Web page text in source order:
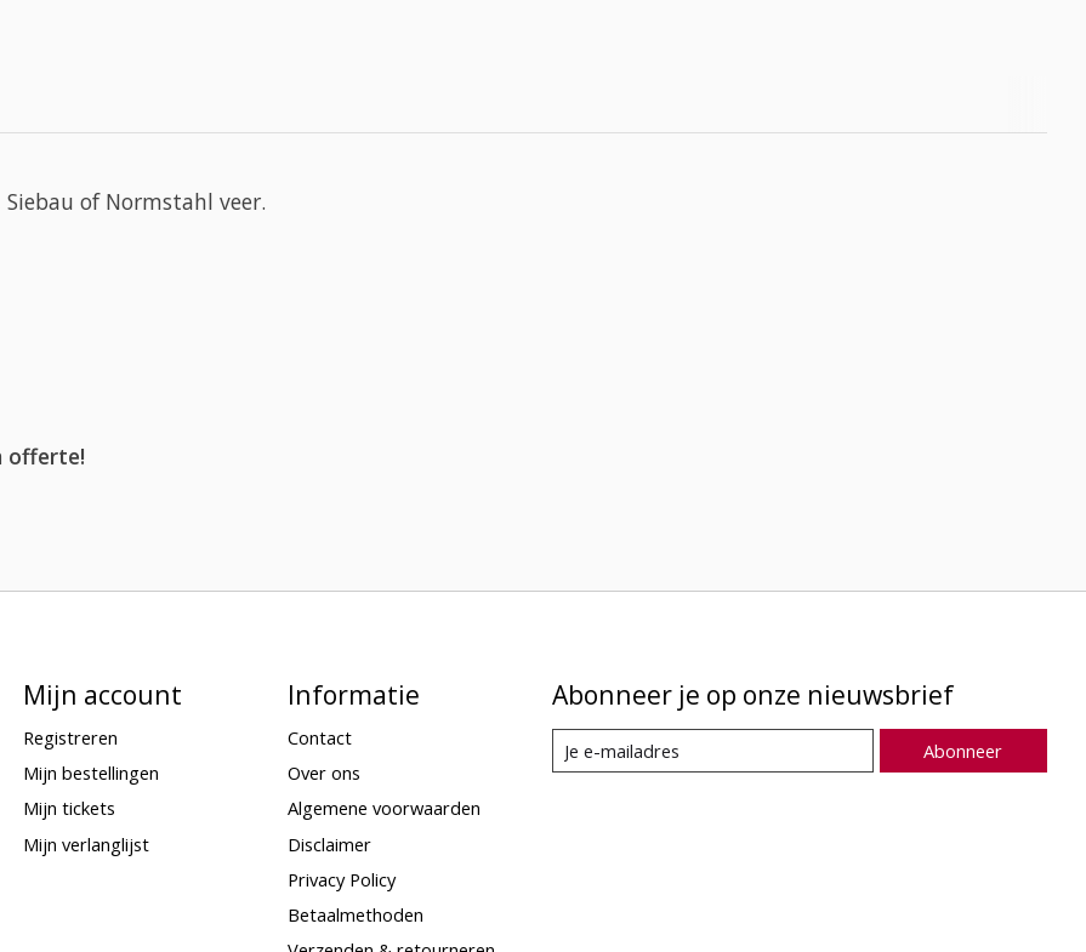
of Normstahl veer.
offerte!
Mijn account
Registreren
Mijn bestellingen
Mijn tickets
Mijn verlanglijst
Informatie
Contact
Over ons
Algemene voorwaarden
Disclaimer
Privacy Policy
Betaalmethoden
Abonneer je op onze nieuwsbrief
Abonneer